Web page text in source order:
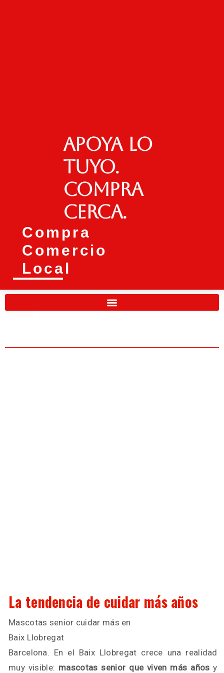
Apoya lo
tuyo.
Compra
cerca.
Compra
Comercio
Local
La tendencia de cuidar más años
Mascotas senior cuidar más en
Baix Llobregat
Barcelona. En el Baix Llobregat crece una realidad
muy visible: mascotas senior que viven más años y